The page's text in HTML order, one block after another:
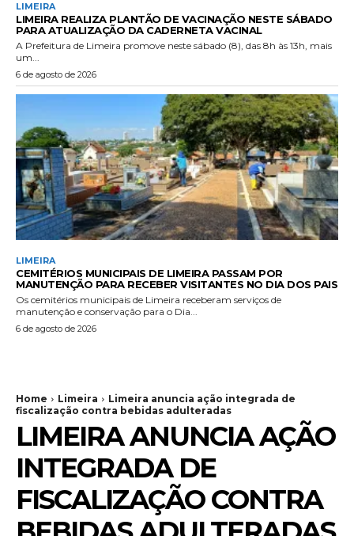
LIMEIRA
LIMEIRA REALIZA PLANTÃO DE VACINAÇÃO NESTE SÁBADO
PARA ATUALIZAÇÃO DA CADERNETA VACINAL
A Prefeitura de Limeira promove neste sábado (8), das 8h às 13h, mais
um...
6 de agosto de 2026
LIMEIRA
CEMITÉRIOS MUNICIPAIS DE LIMEIRA PASSAM POR
MANUTENÇÃO PARA RECEBER VISITANTES NO DIA DOS PAIS
Os cemitérios municipais de Limeira receberam serviços de
manutenção e conservação para o Dia...
6 de agosto de 2026